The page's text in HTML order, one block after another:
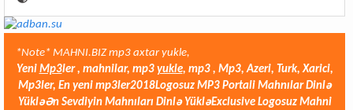
*Note* MAHNI.BIZ mp3 axtar yukle,
Yeni Mp3ler , mahnilar, mp3 yukle, mp3 , Mp3, Azeri, Turk, Xarici,
Mp3ler, En yeni mp3ler2018LogosuzMP3 Portali MahnılarDinlə
YükləƏn Sevdiyin Mahnıları Dinlə YükləExclusive Logosuz Mahni